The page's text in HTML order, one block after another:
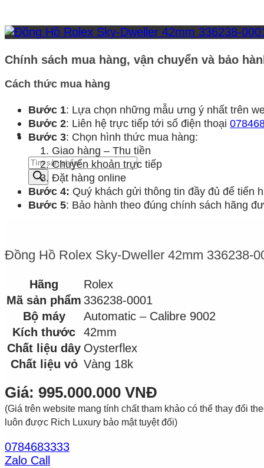
Tìm
kiếm
sản
phẩm
Chính sách mua hàng, vận chuyển và bảo
Cách thức mua hàng
Bước 1: Lựa chọn những mẫu ưng ý nhất trên
Bước 2: Liên hệ trực tiếp tới số điện thoại
Bước 3: Chọn hình thức mua hàng:
Giao hàng – Thu tiền
Chuyển khoản trực tiếp
Đặt hàng online
Bước 4: Quý khách gửi thông tin đầy đủ để tiến
Bước 5: Bảo hành theo đúng chính sách hãng
Đồng Hồ Rolex Sky-Dweller 42mm 336238-
Hãng
Rolex
Mã sản phẩm 336238-0001
Bộ máy
Automatic – Calibre 9002
Kích thước
42mm
Chất liệu dây Oysterflex
Chất liệu vỏ Vàng 18k
Giá: 995.000.000 VNĐ
(Giá trên website mang tính chất tham khảo có thể thay đổi
luôn được Rich Luxury bảo mật tuyệt đối)
0784683333
Zalo Call